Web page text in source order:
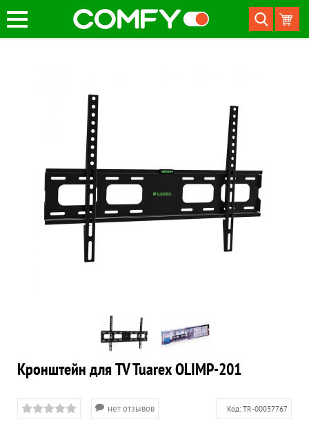
Кронштейн для TV Tuarex OLIMP-201
нет отзывов Код: TR-00037767